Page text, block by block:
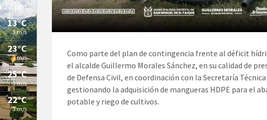
Como parte del plan de contingencia frente al déficit
el alcalde Guillermo Morales Sánchez, en su calidad de
de Defensa Civil, en coordinación con la Secretaría Técnica
gestionando la adquisición de mangueras HDPE para el
potable y riego de cultivos. ​
pm
13°C
3 m/s
23°C
3 m/s
25°C
3 m/s
22°C
3 m/s